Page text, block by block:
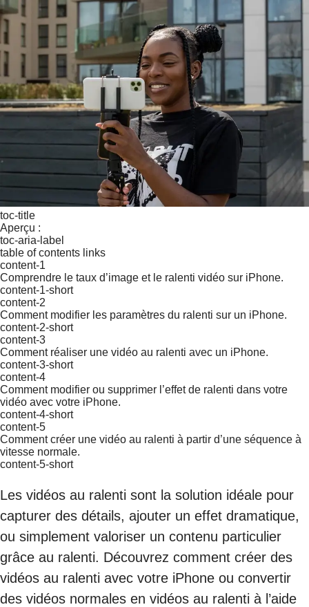
toc-title
Aperçu :
toc-aria-label
table of contents links
content-1
Comprendre le taux d’image et le ralenti vidéo sur iPhone.
content-1-short
content-2
Comment modifier les paramètres du ralenti sur un iPhone.
content-2-short
content-3
Comment réaliser une vidéo au ralenti avec un iPhone.
content-3-short
content-4
Comment modifier ou supprimer l’effet de ralenti dans votre
vidéo avec votre iPhone.
content-4-short
content-5
Comment créer une vidéo au ralenti à partir d’une séquence à
vitesse normale.
content-5-short
Les vidéos au ralenti sont la solution idéale pour
capturer des détails, ajouter un effet dramatique,
ou simplement valoriser un contenu particulier
grâce au ralenti. Découvrez comment créer des
vidéos au ralenti avec votre iPhone ou convertir
des vidéos normales en vidéos au ralenti à l’aide